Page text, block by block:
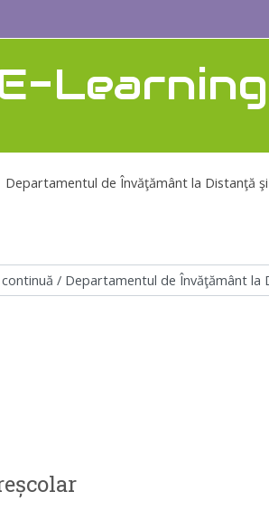
Learning
Departamentul de Învăţământ la Distanţă